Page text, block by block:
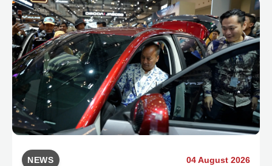
NEWS 04 August 2026